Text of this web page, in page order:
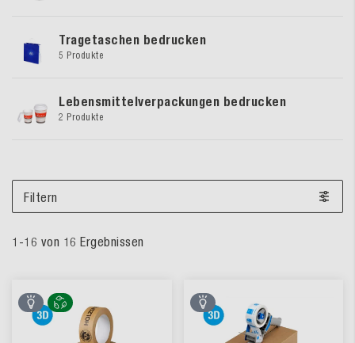
Tragetaschen bedrucken
5 Produkte
Lebensmittelverpackungen bedrucken
2 Produkte
Filtern
1 -16 von 16 Ergebnissen